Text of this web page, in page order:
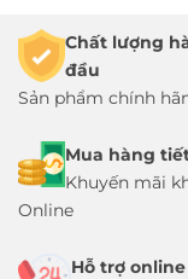
Chất lượng
đầu
Sản phẩm chính
Mua hàng
Khuyến mãi
Online
Hỗ trợ